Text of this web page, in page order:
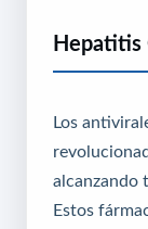
Hepatitis
Los
alcanzando
Estos